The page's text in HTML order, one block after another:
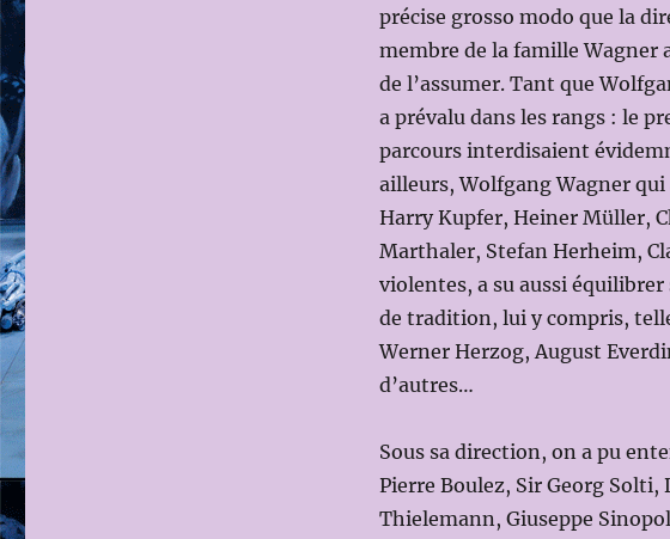
précise grosso modo que la
membre de la famille Wagner
de l’assumer. Tant que
a prévalu dans les rangs : le
parcours interdisaient
ailleurs, Wolfgang Wagner
Harry Kupfer, Heiner Müller,
Marthaler, Stefan Herheim,
violentes, a su aussi
de tradition, lui y compris,
Werner Herzog, August
d’autres…
Sous sa direction, on a pu
Pierre Boulez, Sir Georg
Thielemann, Giuseppe